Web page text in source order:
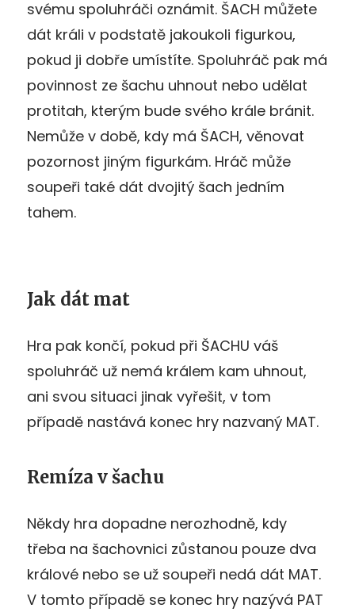
svému spoluhráči oznámit. ŠACH můžete
dát králi v podstatě jakoukoli figurkou,
pokud ji dobře umístíte. Spoluhráč pak má
povinnost ze šachu uhnout nebo udělat
protitah, kterým bude svého krále bránit.
Nemůže v době, kdy má ŠACH, věnovat
pozornost jiným figurkám. Hráč může
soupeři také dát dvojitý šach jedním
tahem.
Jak dát mat
Hra pak končí, pokud při ŠACHU váš
spoluhráč už nemá králem kam uhnout,
ani svou situaci jinak vyřešit, v tom
případě nastává konec hry nazvaný MAT.
Remíza v šachu
Někdy hra dopadne nerozhodně, kdy
třeba na šachovnici zůstanou pouze dva
králové nebo se už soupeři nedá dát MAT.
V tomto případě se konec hry nazývá PAT